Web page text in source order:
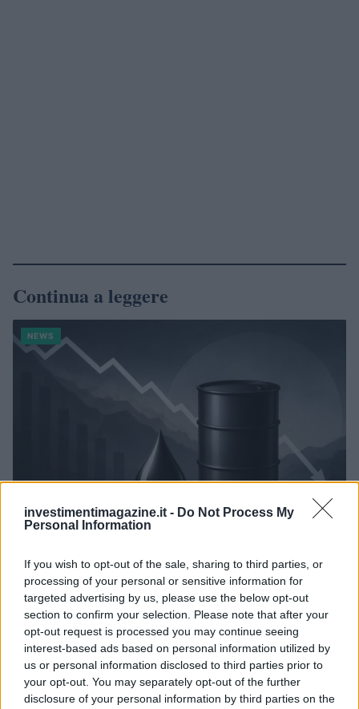
investimentimagazine.it - Do Not Process My
Personal Information
If you wish to opt-out of the sale, sharing to third parties, or
processing of your personal or sensitive information for
targeted advertising by us, please use the below opt-out
section to confirm your selection. Please note that after your
opt-out request is processed you may continue seeing
interest-based ads based on personal information utilized by
us or personal information disclosed to third parties prior to
your opt-out. You may separately opt-out of the further
disclosure of your personal information by third parties on the
Continua a leggere
NEWS
Petrolio in calo: Brent a 91,82$, ribassi a due cifre per greggio
e oro
Andrea Innocenti · 5 Ago 2026
NEWS